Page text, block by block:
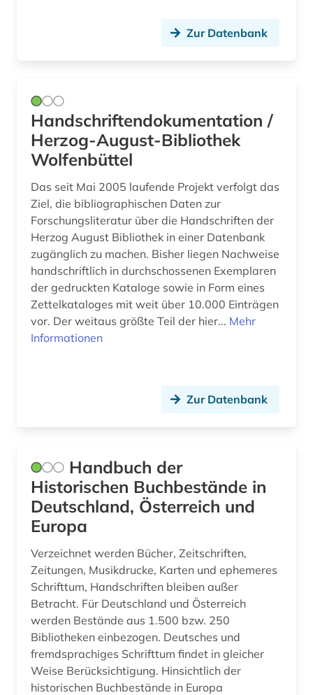
biographie (2)
biomedizin (1)
bisexualität (3)
blekinge (1)
bochum (1)
bodleian library (1)
bohuslän (1)
bosnien-herzegowina (2)
botanischer garten (1)
brahms (2)
brandenburg (2)
brandschutz (1)
brasilien (1)
brauchtum (1)
braunschweig (3)
bremen <geschichte> (1)
Zur Datenbank
Handschriftendokumentation /
Herzog-August-Bibliothek
Wolfenbüttel
Das seit Mai 2005 laufende Projekt verfolgt das
Ziel, die bibliographischen Daten zur
Forschungsliteratur über die Handschriften der
Herzog August Bibliothek in einer Datenbank
zugänglich zu machen. Bisher liegen Nachweise
handschriftlich in durchschossenen Exemplaren
der gedruckten Kataloge sowie in Form eines
Zettelkataloges mit weit über 10.000 Einträgen
vor. Der weitaus größte Teil der hier... Mehr
Informationen
Zur Datenbank
Handbuch der
Historischen Buchbestände in
Deutschland, Österreich und
Europa
Verzeichnet werden Bücher, Zeitschriften,
Zeitungen, Musikdrucke, Karten und ephemeres
Schrifttum, Handschriften bleiben außer
Betracht. Für Deutschland und Österreich
werden Bestände aus 1.500 bzw. 250
Bibliotheken einbezogen. Deutsches und
fremdsprachiges Schrifttum findet in gleicher
Weise Berücksichtigung. Hinsichtlich der
historischen Buchbestände in Europa